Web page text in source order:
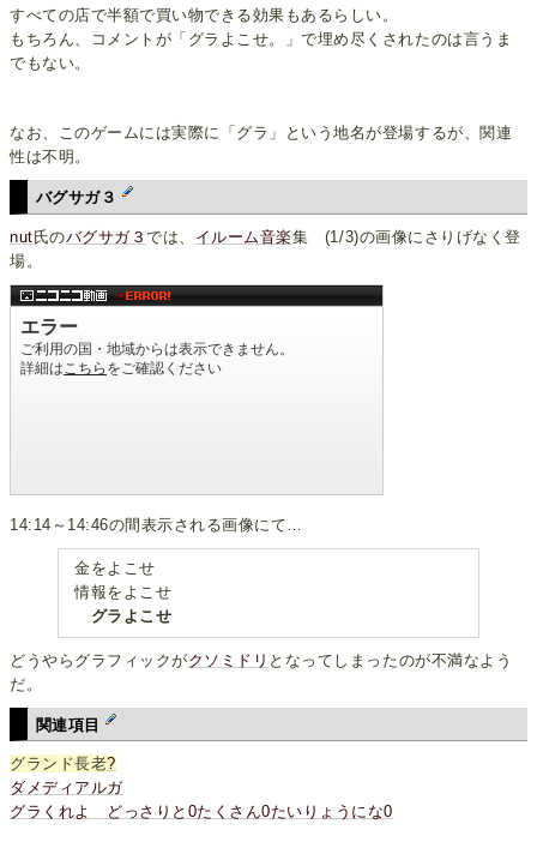
すべての店で半額で買い物できる効果もあるらしい。
もちろん、コメントが「グラよこせ。」で埋め尽くされたのは言うま
でもない。
なお、このゲームには実際に「グラ」という地名が登場するが、関連
性は不明。
バグサガ３
nut氏のバグサガ３では、 イルーム音楽集 (1/3)の画像にさりげなく登
場。
14:14～14:46の間表示される画像にて…
金をよこせ
情報をよこせ
グラよこせ
どうやらグラフィックがクソミドリ となってしまったのが不満なよう
だ。
関連項目
グランド長老?
ダメディアルガ
グラくれよ どっさりと0たくさん0たいりょうにな0